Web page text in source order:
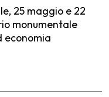
25 maggio e 22
monumentale
economia